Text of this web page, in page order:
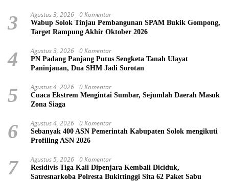
3 Agustus 3, 2026 0 Komentar
Wabup Solok Tinjau Pembangunan SPAM Bukik Gompong,
Target Rampung Akhir Oktober 2026
4 Agustus 3, 2026 0 Komentar
PN Padang Panjang Putus Sengketa Tanah Ulayat
Paninjauan, Dua SHM Jadi Sorotan
5 Agustus 4, 2026 0 Komentar
Cuaca Ekstrem Mengintai Sumbar, Sejumlah Daerah Masuk
Zona Siaga
6 Agustus 4, 2026 0 Komentar
Sebanyak 400 ASN Pemerintah Kabupaten Solok mengikuti
Profiling ASN 2026
7 Agustus 5, 2026 0 Komentar
Residivis Tiga Kali Dipenjara Kembali Diciduk,
Satresnarkoba Polresta Bukittinggi Sita 62 Paket Sabu